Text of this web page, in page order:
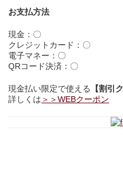
お支払方法
現金：〇
クレジットカード：〇
電子マネー：〇
QRコード決済：〇
現金払い限定で使える 【割引
詳しくは ＞＞WEBクーポン